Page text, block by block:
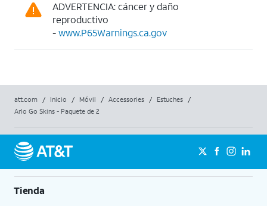
ADVERTENCIA: cáncer y daño
reproductivo
-www.P65Warnings.ca.gov
att.com / Inicio / Móvil / Accessories / Estuches
/
Arlo Go Skins - Paquete de 2
Tienda